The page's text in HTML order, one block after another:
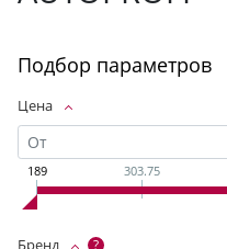
Подбор параметров
Цена
189 303.75
Бренд ?